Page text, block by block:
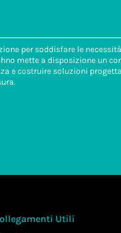
per soddisfare le
mette a disposizione un
e costruire soluzioni
Utili